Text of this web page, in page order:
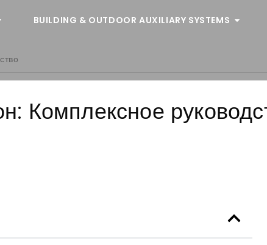
BUILDING & OUTDOOR AUXILIARY SYSTEMS
Комплексное